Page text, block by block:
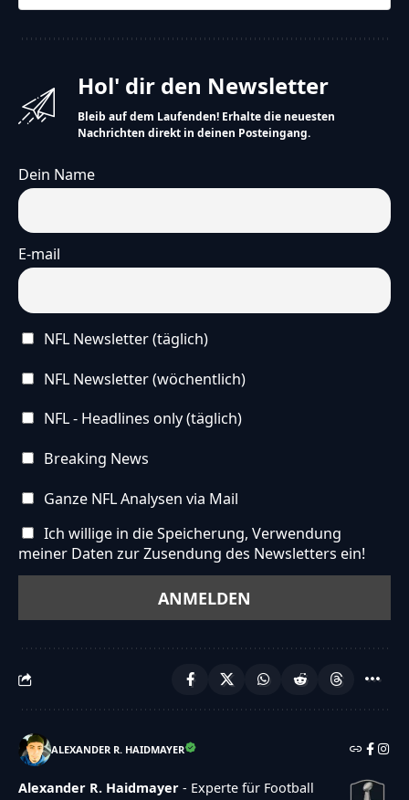
Hol' dir den Newsletter
Bleib auf dem Laufenden! Erhalte die neuesten
Nachrichten direkt in deinen Posteingang.
Dein Name
E-mail
NFL Newsletter (täglich)
NFL Newsletter (wöchentlich)
NFL - Headlines only (täglich)
Breaking News
Ganze NFL Analysen via Mail
Ich willige in die Speicherung, Verwendung
meiner Daten zur Zusendung des Newsletters ein!
ALEXANDER R. HAIDMAYER
Alexander R. Haidmayer - Experte für Football